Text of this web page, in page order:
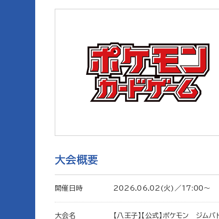
大会概要
開催日時 2026.06.02(火)／17:00〜
大会名 【八王子】【公式】ポケモン ジムバ